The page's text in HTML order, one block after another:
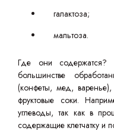
галактоза;
мальтоза.
Где они содержатся?
большинстве
(конфеты, мед,
фруктовые соки.
углеводы, так как в
содержащие клетчатку и